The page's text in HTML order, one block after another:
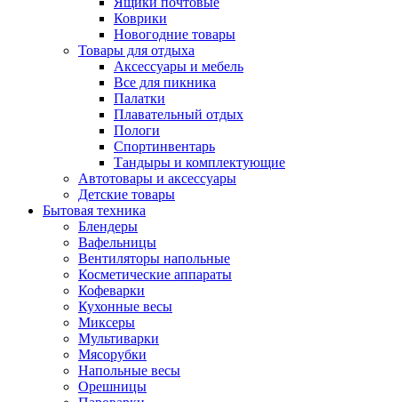
Коврики
Новогодние товары
Товары для отдыха
Аксессуары и мебель
Все для пикника
Палатки
Плавательный отдых
Пологи
Спортинвентарь
Тандыры и комплектующие
Автотовары и аксессуары
Детские товары
Бытовая техника
Блендеры
Вафельницы
Вентиляторы напольные
Косметические аппараты
Кофеварки
Кухонные весы
Миксеры
Мультиварки
Мясорубки
Напольные весы
Орешницы